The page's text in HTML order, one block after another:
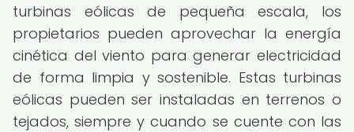
turbinas eólicas de pequeña escala, los
propietarios pueden aprovechar la energía
cinética del viento para generar electricidad
de forma limpia y sostenible. Estas turbinas
eólicas pueden ser instaladas en terrenos o
tejados, siempre y cuando se cuente con las